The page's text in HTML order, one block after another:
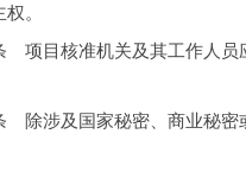
。
目核准机关及其工作人员
涉及国家秘密、商业秘密